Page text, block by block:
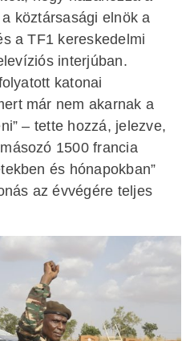
köztársasági elnök a
a TF1 kereskedelmi
interjúban.
katonai
már nem akarnak a
– tette hozzá, jelezve,
1500 francia
és hónapokban”
az évvégére teljes